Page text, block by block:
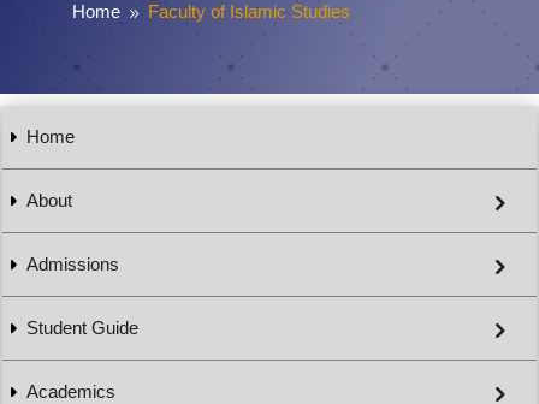
Home 9 Faculty of Islamic Studies
Home
About
Admissions
Student Guide
Academics